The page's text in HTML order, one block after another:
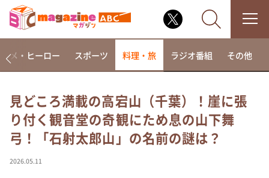
なるみ・岡村の過ぎるTV
相席食堂
これ余談なんですけど・・・
メ・ヒーロー スポーツ 料理・旅 ラジオ番組 その他
見どころ満載の高宕山（千葉）！崖に張
り付く観音堂の奇観にため息の山下舞
弓！「石射太郎山」の名前の謎は？
2026.05.11